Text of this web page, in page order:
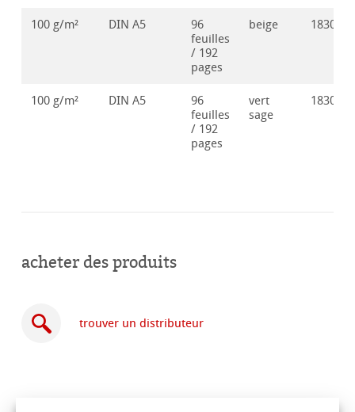
100 g/m² DIN A5
96
feuilles
/ 192
pages
beige
100 g/m² DIN A5
96
feuilles
/ 192
pages
vert
sage
acheter des produits
trouver un distributeur